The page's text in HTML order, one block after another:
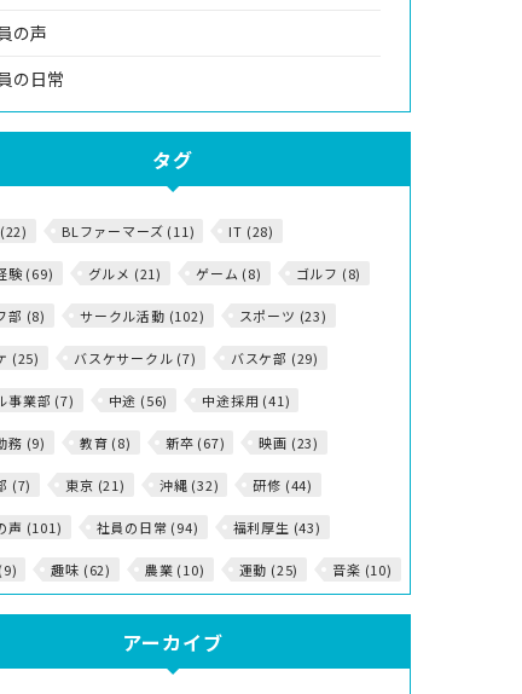
の声
の日常
タグ
BLファーマーズ (11) IT (28)
験 (69) グルメ (21) ゲーム (8) ゴルフ (8)
部 (8) サークル活動 (102) スポーツ (23)
(25) バスケサークル (7) バスケ部 (29)
事業部 (7) 中途 (56) 中途採用 (41)
務 (9) 教育 (8) 新卒 (67) 映画 (23)
(7) 東京 (21) 沖縄 (32) 研修 (44)
声 (101) 社員の日常 (94) 福利厚生 (43)
趣味 (62) 農業 (10) 運動 (25) 音楽 (10)
アーカイブ